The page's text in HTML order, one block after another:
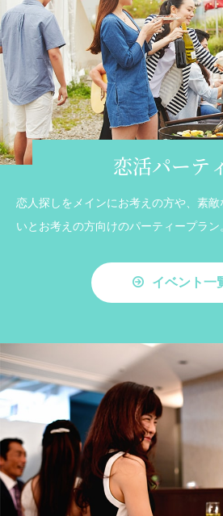
恋活パーテ
恋人探しをメインにお考えの方や、素
いとお考えの方向けのパーティープラン
イベント一